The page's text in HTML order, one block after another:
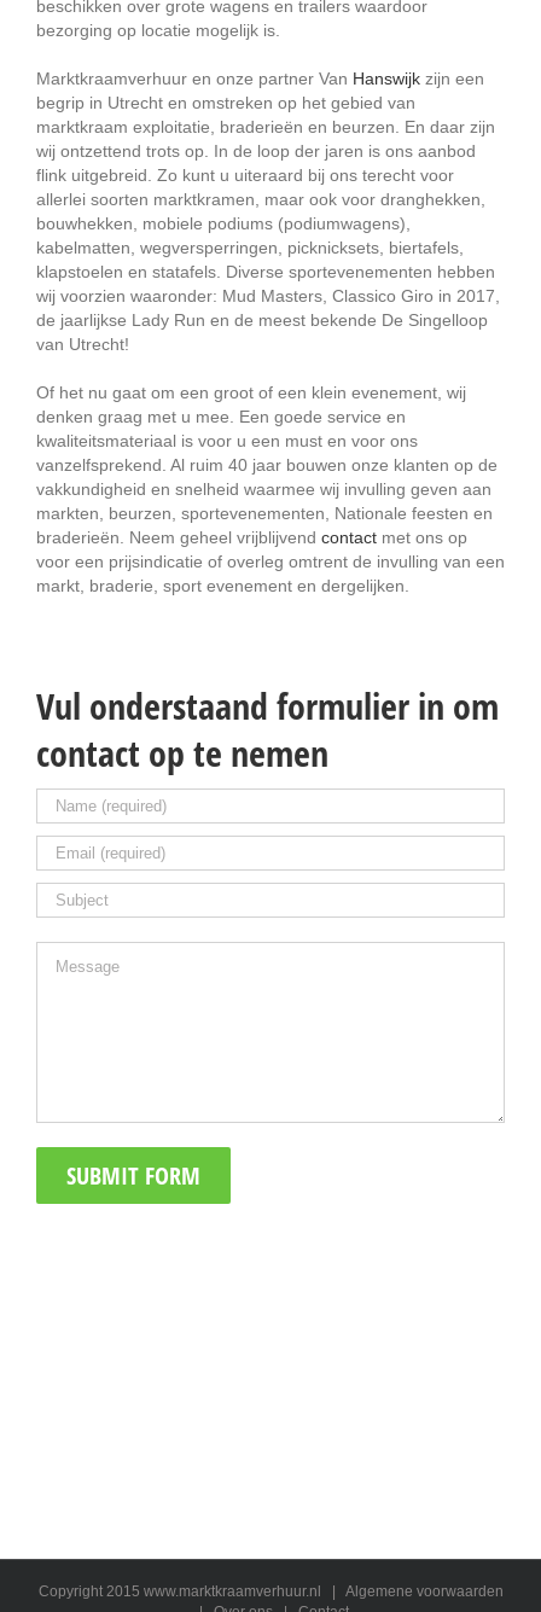
beschikken over grote wagens en trailers waardoor
bezorging op locatie mogelijk is.
Marktkraamverhuur en onze partner Van Hanswijk zijn een
begrip in Utrecht en omstreken op het gebied van
marktkraam exploitatie, braderieën en beurzen. En daar zijn
wij ontzettend trots op. In de loop der jaren is ons aanbod
flink uitgebreid. Zo kunt u uiteraard bij ons terecht voor
allerlei soorten marktkramen, maar ook voor dranghekken,
bouwhekken, mobiele podiums (podiumwagens),
kabelmatten, wegversperringen, picknicksets, biertafels,
klapstoelen en statafels. Diverse sportevenementen hebben
wij voorzien waaronder: Mud Masters, Classico Giro in 2017,
de jaarlijkse Lady Run en de meest bekende De Singelloop
van Utrecht!
Of het nu gaat om een groot of een klein evenement, wij
denken graag met u mee. Een goede service en
kwaliteitsmateriaal is voor u een must en voor ons
vanzelfsprekend. Al ruim 40 jaar bouwen onze klanten op de
vakkundigheid en snelheid waarmee wij invulling geven aan
markten, beurzen, sportevenementen, Nationale feesten en
braderieën. Neem geheel vrijblijvend contact met ons op
voor een prijsindicatie of overleg omtrent de invulling van een
markt, braderie, sport evenement en dergelijken.
Vul onderstaand formulier in om
contact op te nemen
Copyright 2015 www.marktkraamverhuur.nl | Algemene voorwaarden